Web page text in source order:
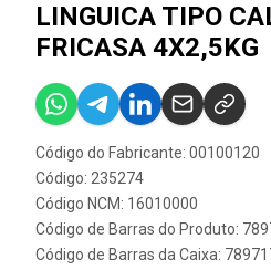
LINGUICA TIPO
FRICASA 4X2,5KG
Código do Fabricante: 00100120
Código: 235274
Código NCM: 16010000
Código de Barras do Produto:
Código de Barras da Caixa: